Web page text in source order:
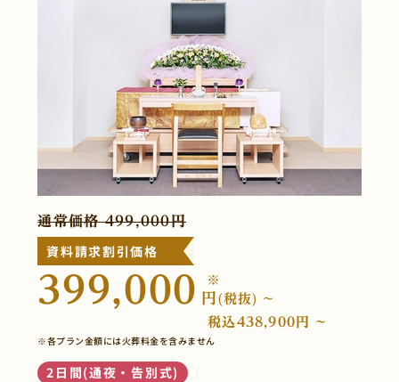
通常価格 499,000円
資料請求割引価格
399,000 円
※
(税抜) ~
税込438,900円 ~
※各プラン金額には火葬料金を含みません
2日間(通夜・告別式)